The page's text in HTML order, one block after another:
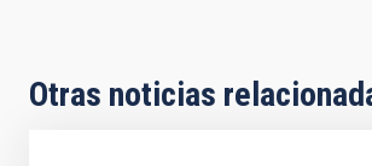
Otras noticias